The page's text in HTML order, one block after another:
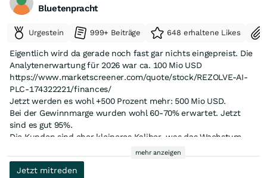
Bluetenpracht
Urgestein 999+ Beiträge 648 erhaltene Likes
Eigentlich wird da gerade noch fast gar nichts eingepreist. Die
Analytenerwartung für 2026 war ca. 100 Mio USD
https://www.marketscreener.com/quote/stock/REZOLVE-AI-
PLC-174322221/finances/
Jetzt werden es wohl +500 Prozent mehr: 500 Mio USD.
Bei der Gewinnmarge wurden wohl 60-70% erwartet. Jetzt
sind es gut 95%.
Die Kunden sind eher kleineres Kaliber, was das Wachstum
noch sicherer machen sollte vor Klumpenrisiko.
Bleibt der Kurs so niedrig wird das Umsatz/Kurs Verhältnis mit
unter 3 für 2026 lächerlich niedrig sein.
mehr anzeigen
Jetzt mitreden